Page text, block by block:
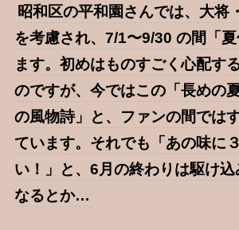
昭和区の平和園さんでは、大将
を考慮され、7/1〜9/30 の間「
ます。初めはものすごく心配す
のですが、今ではこの「長めの
の風物詩」と、ファンの間では
ています。それでも「あの味に
い！」と、6月の終わりは駆け
なるとか…